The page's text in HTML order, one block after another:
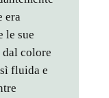
era
le sue
dal colore
fluida e